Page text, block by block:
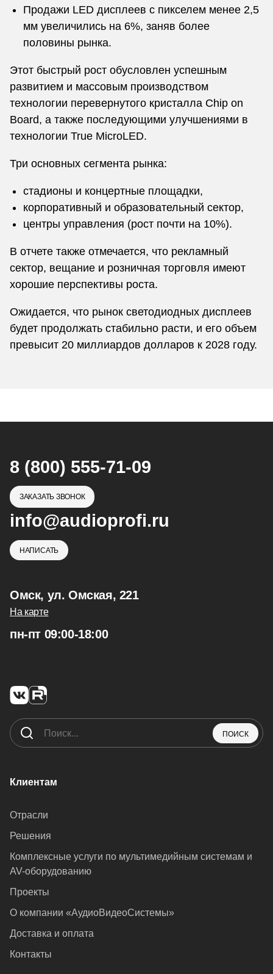
Продажи LED дисплеев с пикселем менее 2,5
мм увеличились на 6%, заняв более
половины рынка.
Этот быстрый рост обусловлен успешным
развитием и массовым производством
технологии перевернутого кристалла Chip on
Board, а также последующими улучшениями в
технологии True MicroLED.
Три основных сегмента рынка:
стадионы и концертные площадки,
корпоративный и образовательный сектор,
центры управления (рост почти на 10%).
В отчете также отмечается, что рекламный
сектор, вещание и розничная торговля имеют
хорошие перспективы роста.
Ожидается, что рынок светодиодных дисплеев
будет продолжать стабильно расти, и его объем
превысит 20 миллиардов долларов к 2028 году.
8 (800) 555-71-09
ЗАКАЗАТЬ ЗВОНОК
info@audioprofi.ru
НАПИСАТЬ
Омск, ул. Омская, 221
На карте
пн-пт 09:00-18:00
ПОИСК
Клиентам
Отрасли
Решения
Комплексные услуги по мультимедийным системам и
AV-оборудованию
Проекты
О компании «АудиоВидеоСистемы»
Доставка и оплата
Контакты